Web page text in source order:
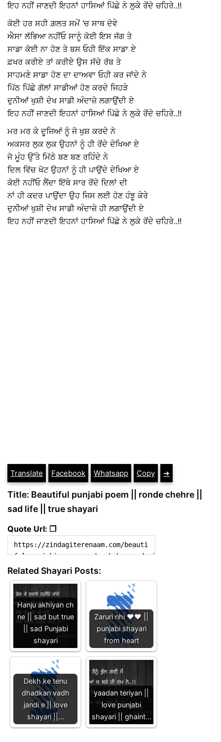
ਇਹ ਨਹੀਂ ਜਾਣਦੀ ਇਹਨਾਂ ਹਾਸਿਆਂ ਪਿੱਛੇ ਨੇ ਲੁਕੇ ਰੋਂਦੇ ਚਹਿਰੇ..!!
ਕੋਈ ਹਰ ਸਹੀ ਗ਼ਲਤ ਸਮੇਂ ‘ਚ ਸਾਥ ਦੇਵੇ
ਐਸਾ ਲੱਭਿਆ ਨਹੀਂਓ ਸਾਨੂੰ ਕੋਈ ਇਸ ਜੱਗ ਤੇ
ਸਾਡਾ ਕੋਈ ਨਾ ਹੋਣ ਤੇ ਬਸ ਓਹੀ ਇੱਕ ਸਾਡਾ ਏ
ਫ਼ਖਰ ਕਰੀਏ ਤਾਂ ਕਰੀਏ ਉਸ ਸੱਚੇ ਰੱਬ ਤੇ
ਸਾਹਮਣੇ ਸਾਡਾ ਹੋਣ ਦਾ ਦਾਅਵਾ ਓਹੀ ਕਰ ਜਾਂਦੇ ਨੇ
ਪਿੱਠ ਪਿੱਛੇ ਗੱਲਾਂ ਸਾਡੀਆਂ ਹੋਣ ਕਰਦੇ ਜਿਹੜੇ
ਦੁਨੀਆਂ ਖੁਸ਼ੀ ਦੇਖ ਸਾਡੀ ਅੰਦਾਜ਼ੇ ਲਗਾਉਂਦੀ ਏ
ਇਹ ਨਹੀਂ ਜਾਣਦੀ ਇਹਨਾਂ ਹਾਸਿਆਂ ਪਿੱਛੇ ਨੇ ਲੁਕੇ ਰੋਂਦੇ ਚਹਿਰੇ..!!
ਮਰ ਮਰ ਕੇ ਦੂਜਿਆਂ ਨੂੰ ਜੋ ਖੁਸ਼ ਕਰਦੇ ਨੇ
ਅਕਸਰ ਲੁਕ ਲੁਕ ਉਹਨਾਂ ਨੂੰ ਹੀ ਰੋਂਦੇ ਦੇਖਿਆ ਏ
ਜੋ ਮੂੰਹ ਉੱਤੇ ਮਿੱਠੇ ਬਣ ਬਣ ਰਹਿੰਦੇ ਨੇ
ਦਿਲ ਵਿੱਚ ਖੋਟ ਉਹਨਾਂ ਨੂੰ ਹੀ ਪਾਉਂਦੇ ਦੇਖਿਆ ਏ
ਕੋਈ ਨਹੀਂਓ ਲੈਂਦਾ ਇੱਥੇ ਸਾਰ ਰੋਂਦੇ ਦਿਲਾਂ ਦੀ
ਨਾਂ ਹੀ ਕਦਰ ਪਾਉਂਦਾ ਉਹ ਜਿਸ ਲਈ ਹੋਣ ਹੰਝੂ ਕੇਰੇ
ਦੁਨੀਆਂ ਖੁਸ਼ੀ ਦੇਖ ਸਾਡੀ ਅੰਦਾਜ਼ੇ ਹੀ ਲਗਾਉਂਦੀ ਏ
ਇਹ ਨਹੀਂ ਜਾਣਦੀ ਇਹਨਾਂ ਹਾਸਿਆਂ ਪਿੱਛੇ ਨੇ ਲੁਕੇ ਰੋਂਦੇ ਚਹਿਰੇ..!!
Translate Facebook Whatsapp Copy ➔
Title: Beautiful punjabi poem || ronde chehre ||
sad life || true shayari
Quote Url: ❐
Related Shayari Posts:
Hanju akhiyan ch
ne || sad but true
|| sad Punjabi
shayari
Zaruri nhi ❤️❤️ ||
punjabi shayari
from heart
Dekh ke tenu
dhadkan vadh
jandi e || love
shayari ||…
yaadan teriyan ||
love punjabi
shayari || ghaint…